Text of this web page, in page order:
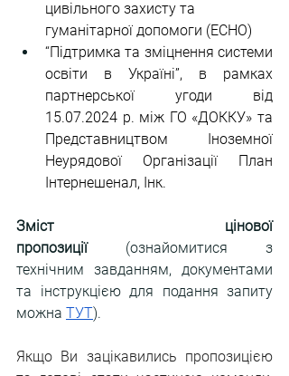
цивільного захисту та
гуманітарної допомоги (ECHO)
“Підтримка та зміцнення системи
освіти в Україні”, в рамках
партнерської угоди від
15.07.2024 р. між ГО «ДОККУ» та
Представництвом Іноземної
Неурядової Організації План
Інтернешенал, Інк.
Зміст цінової
пропозиції (ознайомитися з
технічним завданням, документами
та інструкцією для подання запиту
можна ТУТ).
Якщо Ви зацікавились пропозицією